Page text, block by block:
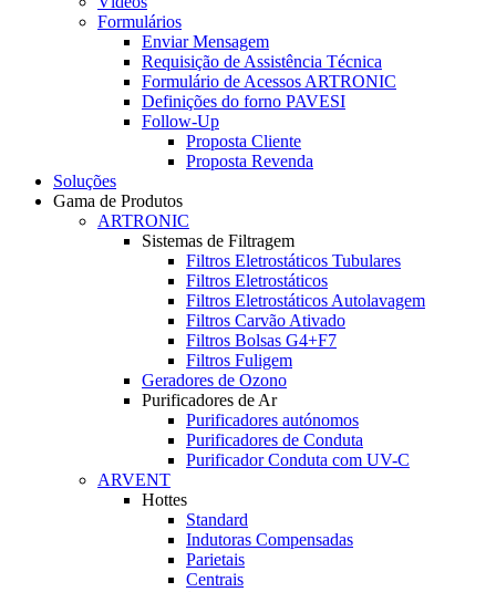
Formulários
Enviar Mensagem
Requisição de Assistência Técnica
Formulário de Acessos ARTRONIC
Definições do forno PAVESI
Follow-Up
Proposta Cliente
Proposta Revenda
Soluções
Gama de Produtos
ARTRONIC
Sistemas de Filtragem
Filtros Eletrostáticos Tubulares
Filtros Eletrostáticos
Filtros Eletrostáticos Autolavagem
Filtros Carvão Ativado
Filtros Bolsas G4+F7
Filtros Fuligem
Geradores de Ozono
Purificadores de Ar
Purificadores autónomos
Purificadores de Conduta
Purificador Conduta com UV-C
ARVENT
Hottes
Standard
Indutoras Compensadas
Parietais
Centrais